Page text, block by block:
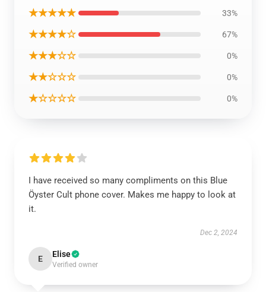
★★★★★ 33%
★★★★☆ 67%
★★★☆☆ 0%
★★☆☆☆ 0%
★☆☆☆☆ 0%
I have received so many compliments on this Blue
Öyster Cult phone cover. Makes me happy to look at
it.
Dec 2, 2024
E Elise
Verified owner